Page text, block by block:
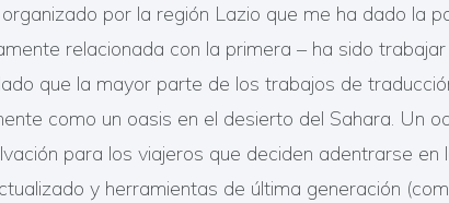
organizado por la región Lazio que me ha dado la
relacionada con la primera – ha sido
que la mayor parte de los trabajos de
como un oasis en el desierto del Sahara. Un
para los viajeros que deciden adentrarse en
y herramientas de última generación